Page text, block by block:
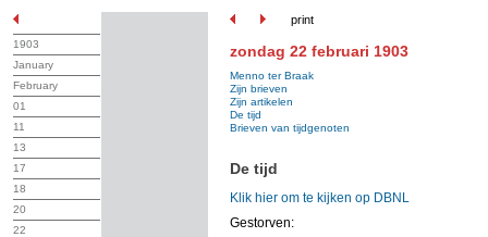
print
1903
January
February
01
11
13
17
18
20
22
zondag 22 februari 1903
Menno ter Braak
Zijn brieven
Zijn artikelen
De tijd
Brieven van tijdgenoten
De tijd
Klik hier om te kijken op DBNL
Gestorven: